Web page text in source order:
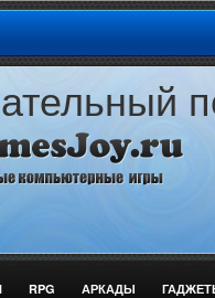
RPG АРКАДЫ